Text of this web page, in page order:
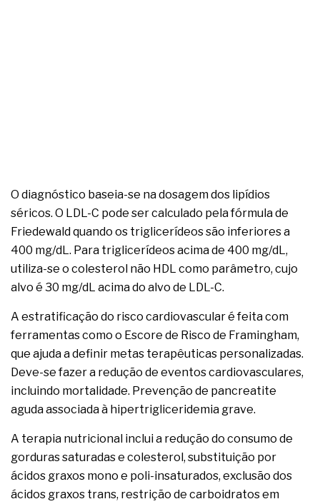
O diagnóstico baseia-se na dosagem dos lipídios
séricos. O LDL-C pode ser calculado pela fórmula de
Friedewald quando os triglicerídeos são inferiores a
400 mg/dL. Para triglicerídeos acima de 400 mg/dL,
utiliza-se o colesterol não HDL como parâmetro, cujo
alvo é 30 mg/dL acima do alvo de LDL-C.
A estratificação do risco cardiovascular é feita com
ferramentas como o Escore de Risco de Framingham,
que ajuda a definir metas terapêuticas personalizadas.
Deve-se fazer a redução de eventos cardiovasculares,
incluindo mortalidade. Prevenção de pancreatite
aguda associada à hipertrigliceridemia grave.
A terapia nutricional inclui a redução do consumo de
gorduras saturadas e colesterol, substituição por
ácidos graxos mono e poli-insaturados, exclusão dos
ácidos graxos trans, restrição de carboidratos em